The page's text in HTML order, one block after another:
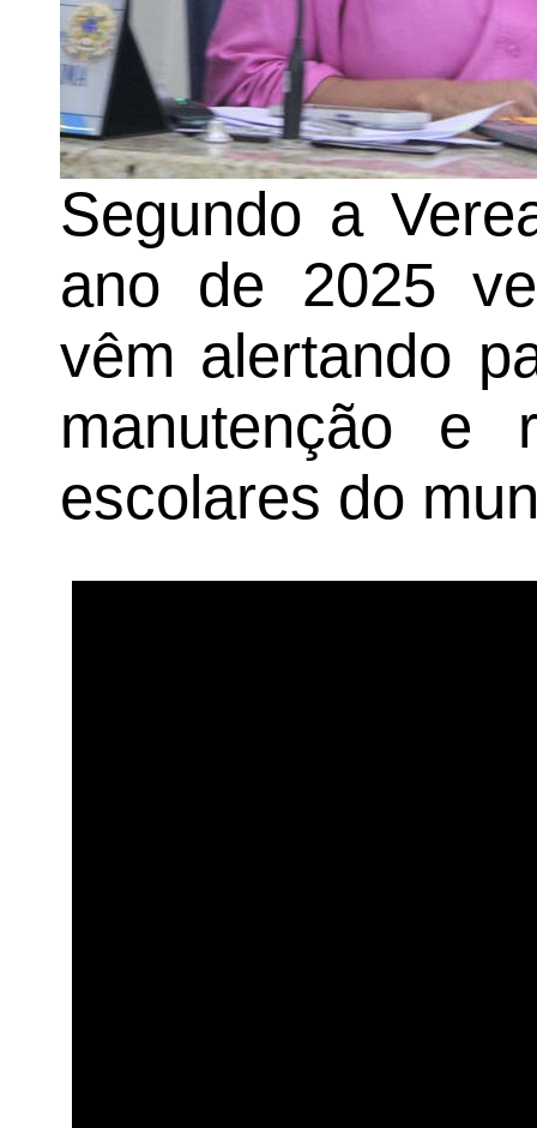
Segundo a
ano de 2025
vêm alertando
manutenção e
escolares do